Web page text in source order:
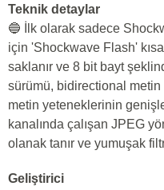
Teknik detaylar
🔵 İlk olarak sadece
için 'Shockwave Flash'
saklanır ve 8 bit bayt
sürümü, bidirectional
metin yeteneklerinin
kanalında çalışan JPEG
olanak tanır ve yumuşak
Geliştirici